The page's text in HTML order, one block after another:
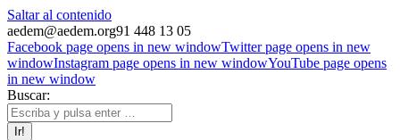
Saltar al contenido
aedem@aedem.org91 448 13 05
Facebook page opens in new windowTwitter page opens in new
windowInstagram page opens in new windowYouTube page opens
in new window
Buscar: